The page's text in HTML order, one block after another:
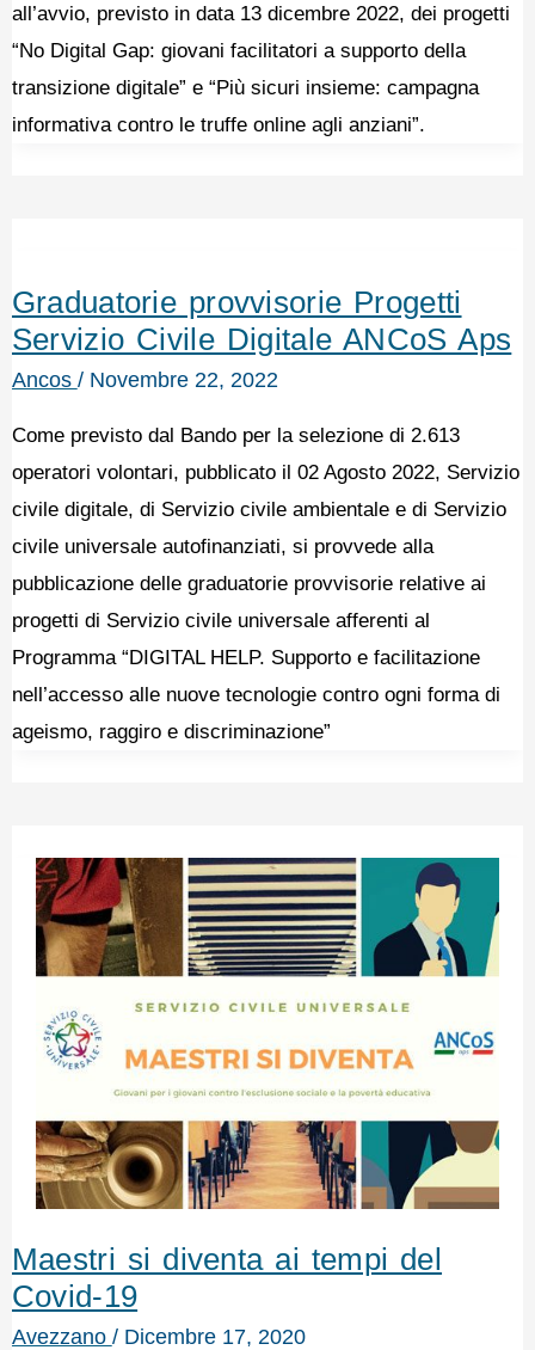
all’avvio, previsto in data 13 dicembre 2022, dei progetti
“No Digital Gap: giovani facilitatori a supporto della
transizione digitale” e “Più sicuri insieme: campagna
informativa contro le truffe online agli anziani”.
Graduatorie provvisorie Progetti
Servizio Civile Digitale ANCoS Aps
Ancos / Novembre 22, 2022
Come previsto dal Bando per la selezione di 2.613
operatori volontari, pubblicato il 02 Agosto 2022, Servizio
civile digitale, di Servizio civile ambientale e di Servizio
civile universale autofinanziati, si provvede alla
pubblicazione delle graduatorie provvisorie relative ai
progetti di Servizio civile universale afferenti al
Programma “DIGITAL HELP. Supporto e facilitazione
nell’accesso alle nuove tecnologie contro ogni forma di
ageismo, raggiro e discriminazione”
Maestri si diventa ai tempi del
Covid-19
Avezzano / Dicembre 17, 2020